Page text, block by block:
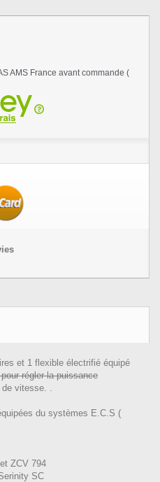
AMS France avant commande (
et 1 flexible électrifié équipé
régler la puissance
vitesse. .
du systèmes E.C.S (
ZCV 794
SC